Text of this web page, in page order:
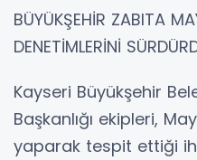
BÜYÜKŞEHİR ZABITA
DENETİMLERİNİ
Kayseri Büyükşehir
Başkanlığı ekipleri,
yaparak tespit ettiği